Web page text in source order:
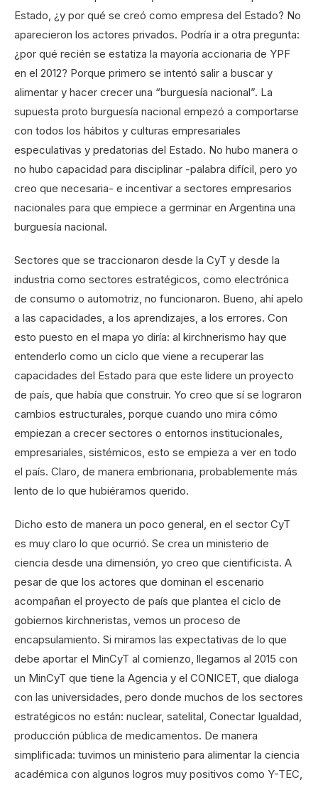
Estado, ¿y por qué se creó como empresa del Estado? No
aparecieron los actores privados. Podría ir a otra pregunta:
¿por qué recién se estatiza la mayoría accionaria de YPF
en el 2012? Porque primero se intentó salir a buscar y
alimentar y hacer crecer una “burguesía nacional”. La
supuesta proto burguesía nacional empezó a comportarse
con todos los hábitos y culturas empresariales
especulativas y predatorias del Estado. No hubo manera o
no hubo capacidad para disciplinar -palabra difícil, pero yo
creo que necesaria- e incentivar a sectores empresarios
nacionales para que empiece a germinar en Argentina una
burguesía nacional.
Sectores que se traccionaron desde la CyT y desde la
industria como sectores estratégicos, como electrónica
de consumo o automotriz, no funcionaron. Bueno, ahí apelo
a las capacidades, a los aprendizajes, a los errores. Con
esto puesto en el mapa yo diría: al kirchnerismo hay que
entenderlo como un ciclo que viene a recuperar las
capacidades del Estado para que este lidere un proyecto
de país, que había que construir. Yo creo que sí se lograron
cambios estructurales, porque cuando uno mira cómo
empiezan a crecer sectores o entornos institucionales,
empresariales, sistémicos, esto se empieza a ver en todo
el país. Claro, de manera embrionaria, probablemente más
lento de lo que hubiéramos querido.
Dicho esto de manera un poco general, en el sector CyT
es muy claro lo que ocurrió. Se crea un ministerio de
ciencia desde una dimensión, yo creo que cientificista. A
pesar de que los actores que dominan el escenario
acompañan el proyecto de país que plantea el ciclo de
gobiernos kirchneristas, vemos un proceso de
encapsulamiento. Si miramos las expectativas de lo que
debe aportar el MinCyT al comienzo, llegamos al 2015 con
un MinCyT que tiene la Agencia y el CONICET, que dialoga
con las universidades, pero donde muchos de los sectores
estratégicos no están: nuclear, satelital, Conectar Igualdad,
producción pública de medicamentos. De manera
simplificada: tuvimos un ministerio para alimentar la ciencia
académica con algunos logros muy positivos como Y-TEC,